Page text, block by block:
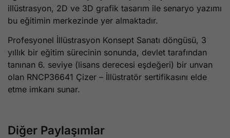
illüstrasyon, 2D ve 3D grafik tasarım ile senaryo yazımı
bu eğitimin merkezinde yer almaktadır.
Profesyonel İllüstrasyon Konsept Sanatı döngüsü, 3
yıllık bir eğitim sürecinin sonunda, devlet tarafından
tanınan 6. seviye (lisans derecesi eşdeğeri) bir unvan
olan RNCP36641 Çizer – İllüstratör sertifikasını elde
etme imkanı sunar.
Diğer Paylaşımlar